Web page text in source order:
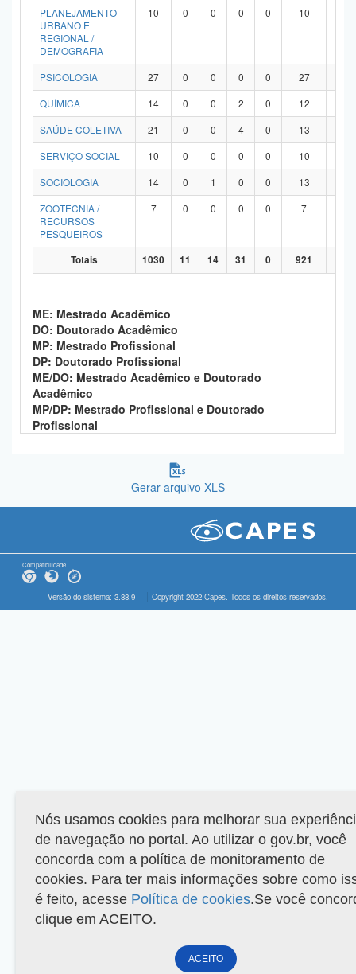
PLANEJAMENTO
URBANO E
REGIONAL /
DEMOGRAFIA
10 0 0 0 0 10
PSICOLOGIA 27 0 0 0 0 27
QUÍMICA
14 0 0 2 0 12
SAÚDE COLETIVA
21 0 0 4 0 13
SERVIÇO SOCIAL
10 0 0 0 0 10
SOCIOLOGIA
14 0 1 0 0 13
ZOOTECNIA /
RECURSOS
PESQUEIROS
7 0 0 0 0 7
Totais 1030 11 14 31 0 921
ME: Mestrado Acadêmico
DO: Doutorado Acadêmico
MP: Mestrado Profissional
DP: Doutorado Profissional
ME/DO: Mestrado Acadêmico e Doutorado
Acadêmico
MP/DP: Mestrado Profissional e Doutorado
Profissional
Gerar arquivo XLS
Compatibilidade
Versão do sistema: 3.88.9 Copyright 2022 Capes. Todos os direitos reservados.
Nós usamos cookies para melhorar sua
de navegação no portal. Ao utilizar o gov.br, você
concorda com a política de monitoramento de
cookies. Para ter mais informações sobre como
é feito, acesse Política de cookies.Se você
clique em ACEITO.
ACEITO